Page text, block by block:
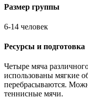
Размер группы
6-14 человек
Ресурсы и подготовка
Четыре мяча
использованы мягкие
перебрасываются.
теннисные мячи.